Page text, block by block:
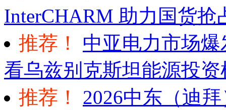
InterCHARM 助力国货抢
推荐！
中亚电力市场
看乌兹别克斯坦能源投资
推荐！
2026中东（迪